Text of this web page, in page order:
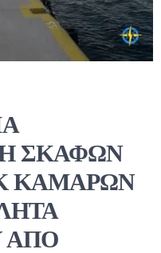
ΣΚΑΦΩΝ
ΚΑΜΑΡΩΝ
ΑΠΟ